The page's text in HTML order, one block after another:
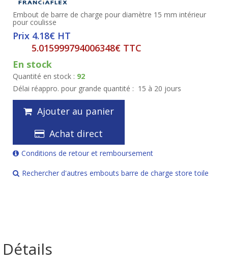
Embout de barre de charge pour diamètre 15 mm intérieur
pour coulisse
Prix 4.18€ HT
5.015999794006348€ TTC
En stock
Quantité en stock : 92
Délai réappro. pour grande quantité : 15 à 20 jours
Ajouter au panier
Achat direct
Conditions de retour et remboursement
Rechercher d'autres embouts barre de charge store toile
Détails